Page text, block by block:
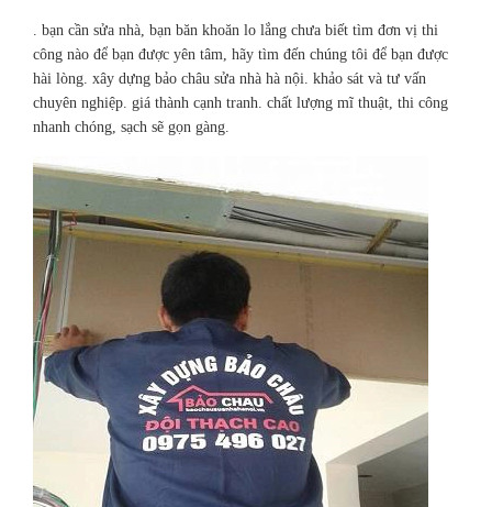
. bạn cần sửa nhà, bạn băn khoăn lo lắng chưa biết tìm đơn vị thi
công nào để bạn được yên tâm, hãy tìm đến chúng tôi để bạn được
hài lòng. xây dựng bảo châu sửa nhà hà nội. khảo sát và tư vấn
chuyên nghiệp. giá thành cạnh tranh. chất lượng mĩ thuật, thi công
nhanh chóng, sạch sẽ gọn gàng.